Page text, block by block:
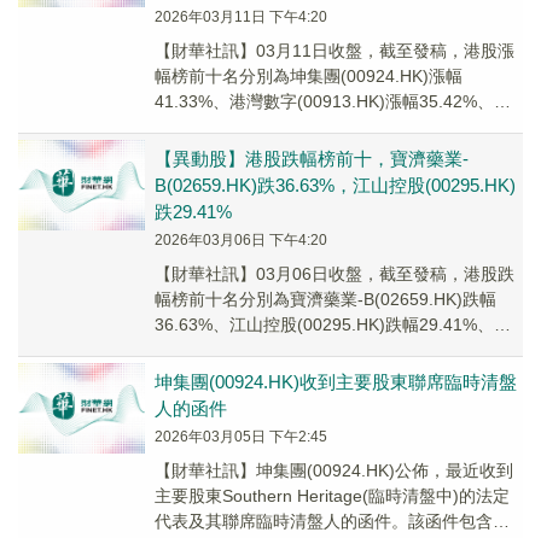
2026年03月11日 下午4:20
【財華社訊】03月11日收盤，截至發稿，港股漲
幅榜前十名分別為坤集團(00924.HK)漲幅
41.33%、港灣數字(00913.HK)漲幅35.42%、百
【異動股】港股跌幅榜前十，寶濟藥業-
B(02659.HK)跌36.63%，江山控股(00295.HK)
跌29.41%
2026年03月06日 下午4:20
【財華社訊】03月06日收盤，截至發稿，港股跌
幅榜前十名分別為寶濟藥業-B(02659.HK)跌幅
36.63%、江山控股(00295.HK)跌幅29.41%、
坤集團(00924.HK)收到主要股東聯席臨時清盤
人的函件​
2026年03月05日 下午2:45
​【財華社訊】坤集團(00924.HK)公佈，最近收到
主要股東Southern Heritage(臨時清盤中)的法定
代表及其聯席臨時清盤人的函件。該函件包含有